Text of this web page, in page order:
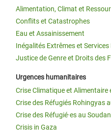
Alimentation, Climat et
Conflits et Catastrophes
Eau et Assainissement
Inégalités Extrêmes et Services
Justice de Genre et Droits des
Urgences humanitaires
Crise Climatique et Alimentaire
Crise des Réfugiés Rohingyas
Crise des Réfugié·es au
Crisis in Gaza